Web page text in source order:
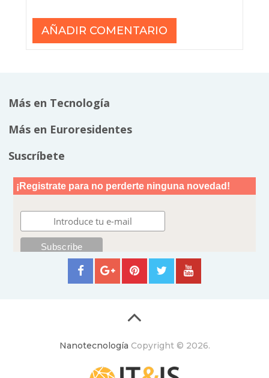
Más en Tecnología
Más en Euroresidentes
Suscríbete
Nanotecnología Copyright © 2026.